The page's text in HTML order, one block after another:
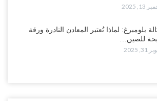
2025
بلومبرغ: لماذا تُعتبر المعادن النادرة ورقة
للصين…
2025